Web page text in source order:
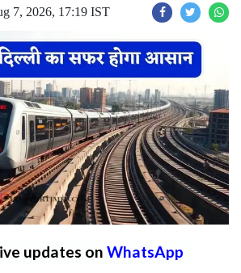
7, 2026, 17:19 IST
updates on WhatsApp